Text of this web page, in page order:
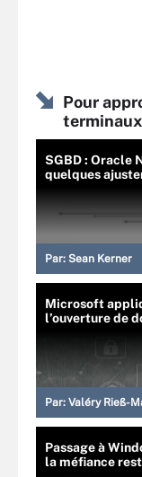
Pour
SGBD : Oracle
quelques
Par: Sean Kerner
Microsoft
l’ouverture de
Par: Valéry Rieß-
Passage à
la méfiance